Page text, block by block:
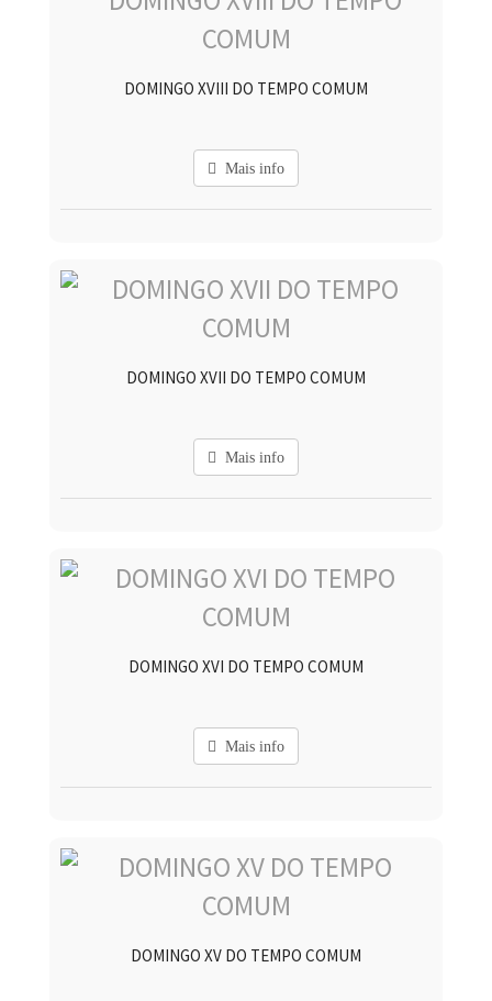
DOMINGO XVIII DO TEMPO COMUM
Mais info
DOMINGO XVII DO TEMPO COMUM
Mais info
DOMINGO XVI DO TEMPO COMUM
Mais info
DOMINGO XV DO TEMPO COMUM